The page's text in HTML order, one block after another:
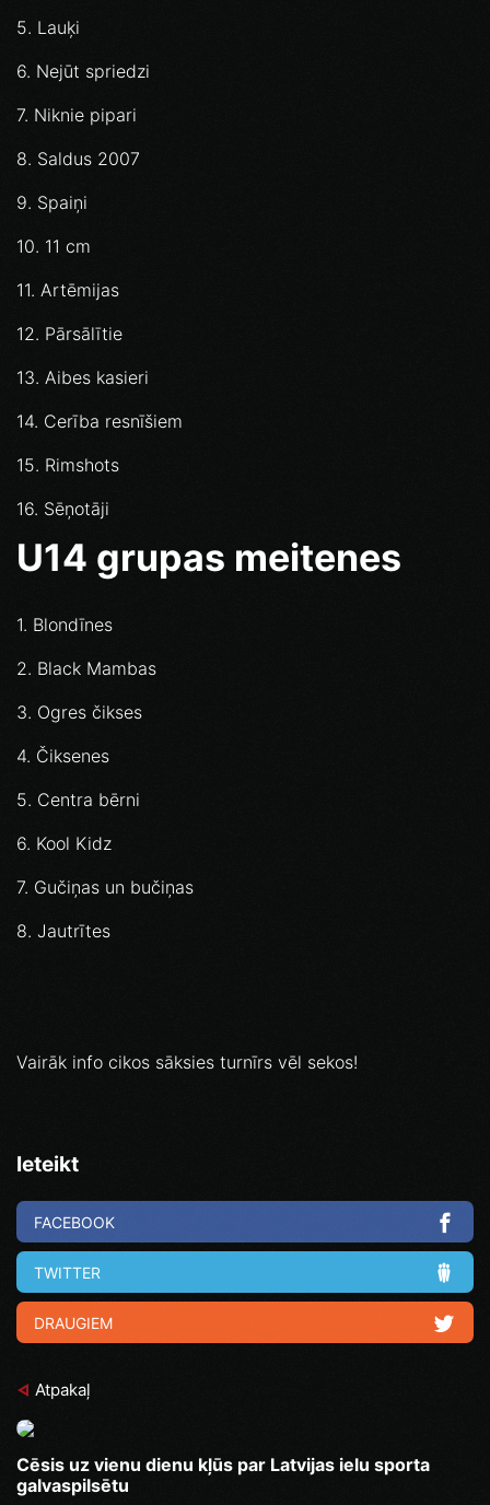
5. Lauķi
6. Nejūt spriedzi
7. Niknie pipari
8. Saldus 2007
9. Spaiņi
10. 11 cm
11. Artēmijas
12. Pārsālītie
13. Aibes kasieri
14. Cerība resnīšiem
15. Rimshots
16. Sēņotāji
U14 grupas meitenes
1. Blondīnes
2. Black Mambas
3. Ogres čikses
4. Čiksenes
5. Centra bērni
6. Kool Kidz
7. Gučiņas un bučiņas
8. Jautrītes
Vairāk info cikos sāksies turnīrs vēl sekos!
Ieteikt
FACEBOOK
TWITTER
DRAUGIEM
Atpakaļ
Cēsis uz vienu dienu kļūs par Latvijas ielu sporta
galvaspilsētu